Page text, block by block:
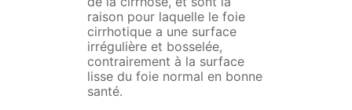
raison pour laquelle le foie
cirrhotique a une surface
irrégulière et bosselée,
contrairement à la surface
lisse du foie normal en bonne
santé.